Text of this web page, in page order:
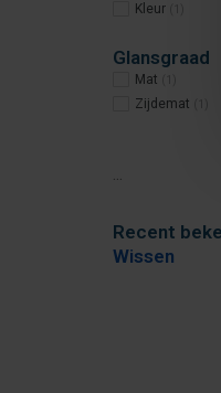
Kleur
Glansgraad
Mat
Zijdemat
...
Recent
Wissen